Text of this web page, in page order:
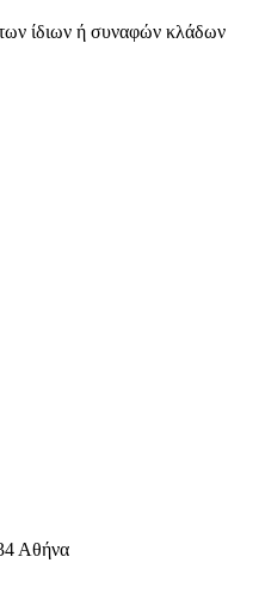
ίδιων ή συναφών κλάδων
Αθήνα